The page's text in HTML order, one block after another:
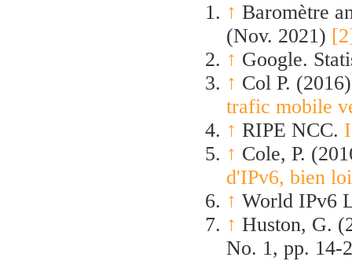
↑ Baromètre
(Nov. 2021)
↑ Google.
↑ Col P.
trafic mobile
↑ RIPE NCC.
↑ Cole, P.
d'IPv6, bien
↑ World IPv6
↑ Huston, G.
No. 1, pp. 14-